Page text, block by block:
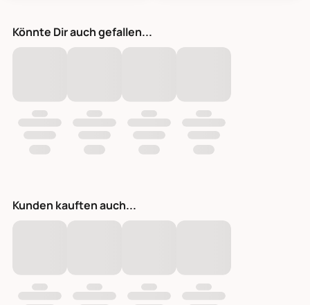
Blumenstrauß Edge Violett, Künstliche Blumen purple
Könnte Dir auch gefallen...
Kunden kauften auch...